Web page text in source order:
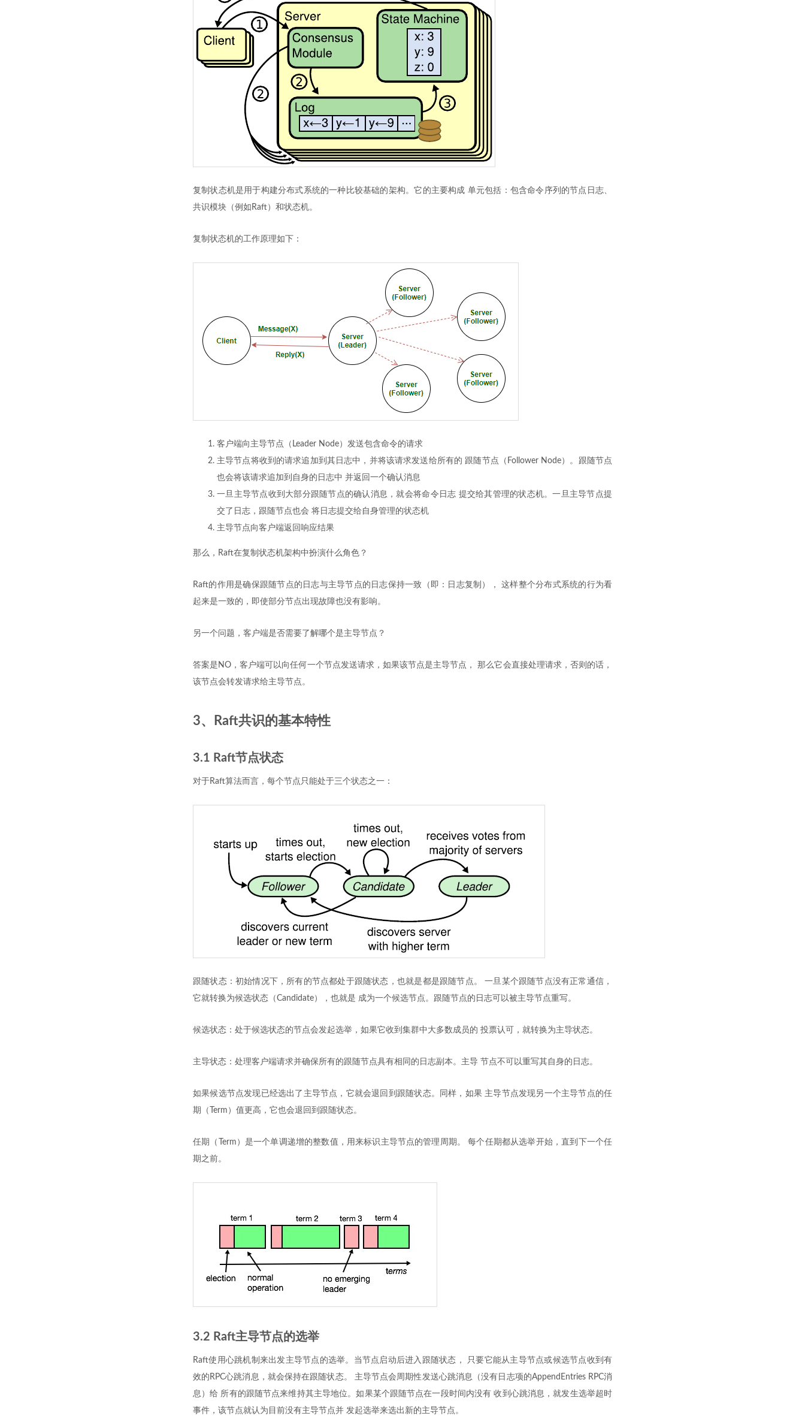
复制状态机是用于构建分布式系统的一种比较基础的架构。它的主要构成 单元包括：包含命令序列的节点日志、
共识模块（例如Raft）和状态机。
复制状态机的工作原理如下：
客户端向主导节点（Leader Node）发送包含命令的请求
主导节点将收到的请求追加到其日志中，并将该请求发送给所有的 跟随节点（Follower Node）。跟随节点
也会将该请求追加到自身的日志中 并返回一个确认消息
一旦主导节点收到大部分跟随节点的确认消息，就会将命令日志 提交给其管理的状态机。一旦主导节点提
交了日志，跟随节点也会 将日志提交给自身管理的状态机
主导节点向客户端返回响应结果
那么，Raft在复制状态机架构中扮演什么角色？
Raft的作用是确保跟随节点的日志与主导节点的日志保持一致（即：日志复制）， 这样整个分布式系统的行为看
起来是一致的，即使部分节点出现故障也没有影响。
另一个问题，客户端是否需要了解哪个是主导节点？
答案是NO，客户端可以向任何一个节点发送请求，如果该节点是主导节点， 那么它会直接处理请求，否则的话，
该节点会转发请求给主导节点。
3、Raft共识的基本特性
3.1 Raft节点状态
对于Raft算法而言，每个节点只能处于三个状态之一：
跟随状态：初始情况下，所有的节点都处于跟随状态，也就是都是跟随节点。 一旦某个跟随节点没有正常通信，
它就转换为候选状态（Candidate），也就是 成为一个候选节点。跟随节点的日志可以被主导节点重写。
候选状态：处于候选状态的节点会发起选举，如果它收到集群中大多数成员的 投票认可，就转换为主导状态。
主导状态：处理客户端请求并确保所有的跟随节点具有相同的日志副本。主导 节点不可以重写其自身的日志。
如果候选节点发现已经选出了主导节点，它就会退回到跟随状态。同样，如果 主导节点发现另一个主导节点的任
期（Term）值更高，它也会退回到跟随状态。
任期（Term）是一个单调递增的整数值，用来标识主导节点的管理周期。 每个任期都从选举开始，直到下一个任
期之前。
3.2 Raft主导节点的选举
Raft使用心跳机制来出发主导节点的选举。当节点启动后进入跟随状态， 只要它能从主导节点或候选节点收到有
效的RPC心跳消息，就会保持在跟随状态。 主导节点会周期性发送心跳消息（没有日志项的AppendEntries RPC消
息）给 所有的跟随节点来维持其主导地位。如果某个跟随节点在一段时间内没有 收到心跳消息，就发生选举超时
事件，该节点就认为目前没有主导节点并 发起选举来选出新的主导节点。